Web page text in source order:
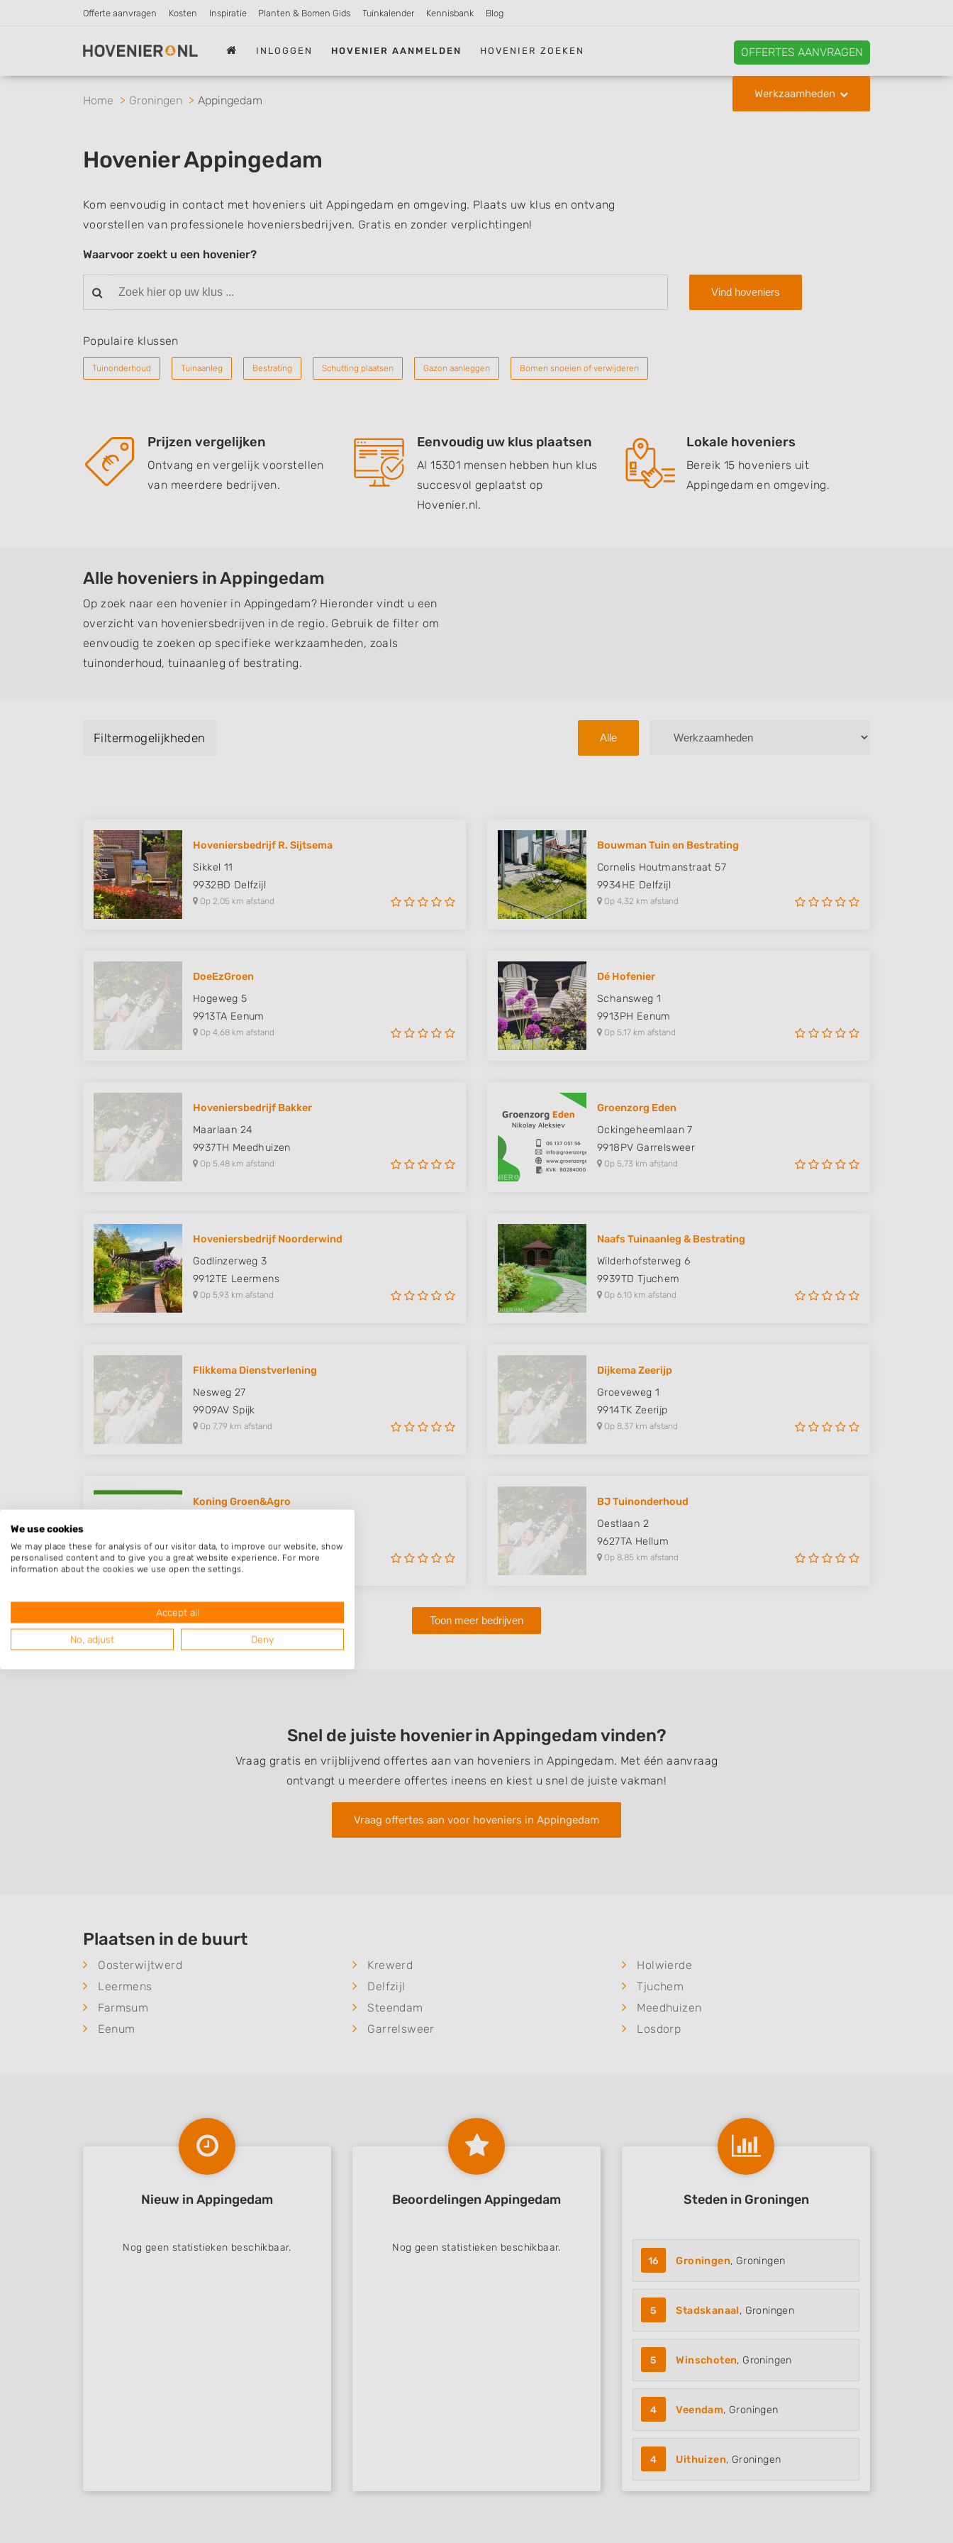
Offerte aanvragen Kosten Inspiratie Planten & Bomen Gids Tuinkalender Kennisbank Blog
INLOGGEN HOVENIER AANMELDEN HOVENIER ZOEKEN OFFERTES AANVRAGEN
Werkzaamheden
Home Groningen Appingedam
Hovenier Appingedam
Kom eenvoudig in contact met hoveniers uit Appingedam en omgeving. Plaats uw klus en ontvang
voorstellen van professionele hoveniersbedrijven. Gratis en zonder verplichtingen!
Waarvoor zoekt u een hovenier?
Vind hoveniers
Populaire klussen
Tuinonderhoud Tuinaanleg Bestrating Schutting plaatsen Gazon aanleggen Bomen snoeien of verwijderen
Prijzen vergelijken
Ontvang en vergelijk voorstellen
van meerdere bedrijven.
Eenvoudig uw klus plaatsen
Al 15301 mensen hebben hun klus
succesvol geplaatst op
Hovenier.nl.
Lokale hoveniers
Bereik 15 hoveniers uit
Appingedam en omgeving.
Alle hoveniers in Appingedam
Op zoek naar een hovenier in Appingedam? Hieronder vindt u een
overzicht van hoveniersbedrijven in de regio. Gebruik de filter om
eenvoudig te zoeken op specifieke werkzaamheden, zoals
tuinonderhoud, tuinaanleg of bestrating.
Filtermogelijkheden Alle
Hoveniersbedrijf R. Sijtsema
Sikkel 11
9932BD Delfzijl
Op 2,05 km afstand
Bouwman Tuin en Bestrating
Cornelis Houtmanstraat 57
9934HE Delfzijl
Op 4,32 km afstand
DoeEzGroen
Hogeweg 5
9913TA Eenum
Op 4,68 km afstand
Dé Hofenier
Schansweg 1
9913PH Eenum
Op 5,17 km afstand
Hoveniersbedrijf Bakker
Maarlaan 24
9937TH Meedhuizen
Op 5,48 km afstand
Groenzorg Eden
Ockingeheemlaan 7
9918PV Garrelsweer
Op 5,73 km afstand
Hoveniersbedrijf Noorderwind
Godlinzerweg 3
9912TE Leermens
Op 5,93 km afstand
Naafs Tuinaanleg & Bestrating
Wilderhofsterweg 6
9939TD Tjuchem
Op 6,10 km afstand
Flikkema Dienstverlening
Nesweg 27
9909AV Spijk
Op 7,79 km afstand
Dijkema Zeerijp
Groeveweg 1
9914TK Zeerijp
Op 8,37 km afstand
Koning Groen&Agro
9945PH
Wagenborgen
Op 8,75 km afstand
BJ Tuinonderhoud
Oestlaan 2
9627TA Hellum
Op 8,85 km afstand
Toon meer bedrijven
Snel de juiste hovenier in Appingedam vinden?
Vraag gratis en vrijblijvend offertes aan van hoveniers in Appingedam. Met één aanvraag
ontvangt u meerdere offertes ineens en kiest u snel de juiste vakman!
Vraag offertes aan voor hoveniers in Appingedam
Plaatsen in de buurt
Oosterwijtwerd Krewerd
Holwierde
Leermens
Delfzijl
Tjuchem
Farmsum
Steendam
Meedhuizen
Eenum
Garrelsweer Losdorp
Nieuw in Appingedam
Nog geen statistieken beschikbaar.
Beoordelingen Appingedam
Nog geen statistieken beschikbaar.
Steden in Groningen
16 Groningen, Groningen
5 Stadskanaal, Groningen
5 Winschoten, Groningen
4 Veendam, Groningen
4 Uithuizen, Groningen
We use cookies
We may place these for analysis of our visitor data, to improve our website, show
personalised content and to give you a great website experience. For more
information about the cookies we use open the settings.
Accept all
No, adjust Deny